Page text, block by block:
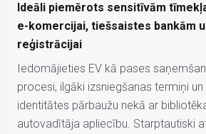
Ideāli piemērots sensitīvām
e-komercijai, tiešsaistes bankām
reģistrācijai
Iedomājieties EV kā pases
procesi, ilgāki izsniegšanas termiņi un
identitātes pārbaužu nekā ar
autovadītāja apliecību. Starptautiski